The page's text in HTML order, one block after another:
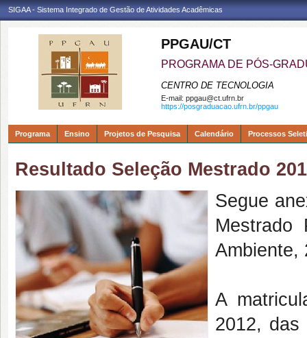
SIGAA - Sistema Integrado de Gestão de Atividades Acadêmicas
PPGAU/CT
PROGRAMA DE PÓS-
CENTRO DE TECNOLOGIA
E-mail: ppgau@ct.ufrn.br
https://posgraduacao.ufrn.br/ppgau
Programa Ensino Projetos de Pesquisa Calendário Processos
Resultado Seleção Mestrado
Segue
Mestrado
Ambiente,
A
2012, das